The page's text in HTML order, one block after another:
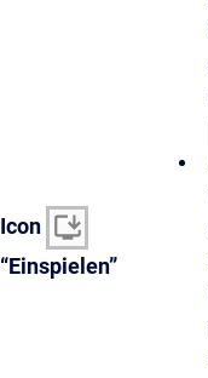
Icon
“Einspielen”